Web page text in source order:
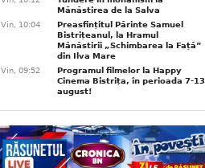
Mănăstirea de la Salva
Vin, 10:04
Preasfințitul Părinte Samuel
Bistrițeanul, la Hramul
Mănăstirii „Schimbarea la Față”
din Ilva Mare
Vin, 09:52
Programul filmelor la Happy
Cinema Bistrița, în perioada 7-13
august!